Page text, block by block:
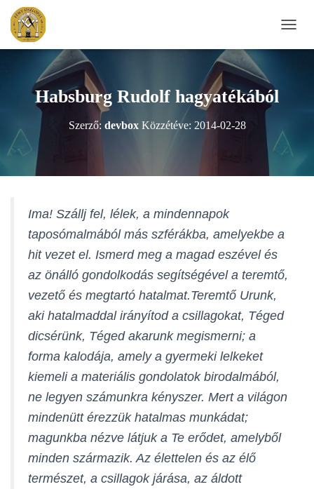
A
Ó
B
Habsburg Rudolf hagyatékából
Szerző: devboxKözzétéve: 2014-02-28
Ima! Szállj fel, lélek, a mindennapok
taposómalmából más szférákba, amelyekbe a
hit vezet el. Ismerd meg a magad eszével és
az önálló gondolkodás segítségével a teremtő,
vezető és megtartó hatalmat.Teremtő Urunk,
aki hatalmaddal irányítod a csillagokat, Téged
dicsérünk, Téged akarunk megismerni; a
forma kalodája, amely a gyermeki lelkeket
kiemeli a materiális gondolatok birodalmából,
ne legyen számunkra kényszer. Mert a világon
mindenütt érezzük hatalmas munkádat;
magunkba nézve látjuk a Te erődet, amelyből
minden származik. Az élettelen és az élő
természet, a csillagok járása, az áldott